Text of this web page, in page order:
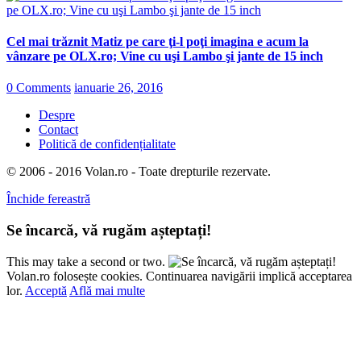
Cel mai trăznit Matiz pe care ţi-l poţi imagina e acum la
vânzare pe OLX.ro; Vine cu uşi Lambo şi jante de 15 inch
0 Comments ianuarie 26, 2016
Despre
Contact
Politică de confidențialitate
© 2006 - 2016 Volan.ro - Toate drepturile rezervate.
Închide fereastră
Se încarcă, vă rugăm așteptați!
This may take a second or two.
Volan.ro folosește cookies. Continuarea navigării implică acceptarea
lor. Acceptă Află mai multe